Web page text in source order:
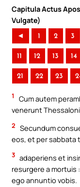
Capitula Actus
Vulgate)
◄ 1 2 3
11 12 13 14
21 22 23
1
Cum autem
venerunt
2 Secundum
eos, et per sabbata
3 adaperiens et
resurgere a mortuis
ego annuntio vobis.